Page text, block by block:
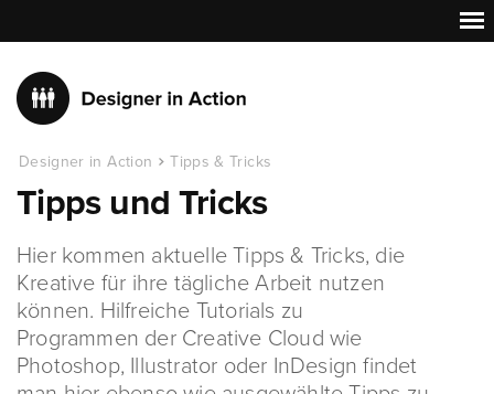
Designer in Action Tipps & Tricks
Tipps und Tricks
Hier kommen aktuelle Tipps & Tricks, die
Kreative für ihre tägliche Arbeit nutzen
können. Hilfreiche Tutorials zu
Programmen der Creative Cloud wie
Photoshop, Illustrator oder InDesign findet